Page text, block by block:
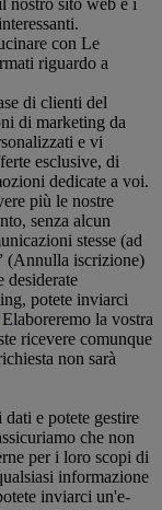
con Le
riguardo a
di clienti del
di marketing da
e vi
esclusive, di
dedicate a voi.
più le nostre
senza alcun
stesse (ad
(Annulla iscrizione)
desiderate
potete inviarci
Elaboreremo la vostra
ricevere comunque
non sarà
e potete gestire
che non
per i loro scopi di
informazione
inviarci un'e-